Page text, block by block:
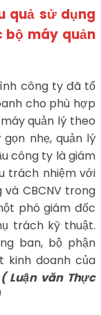
quả sử dụng
bộ máy quản
công ty đã tổ
cho phù hợp
quản lý theo
nhẹ, quản lý
công ty là giám
trách nhiệm với
CBCNV trong
phó giám đốc
trách kỹ thuật.
ban, bộ phận
kinh doanh của
( Luận văn Thực